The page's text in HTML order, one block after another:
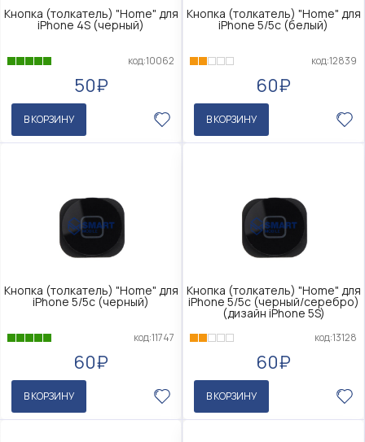
Кнопка (толкатель) "Home" для
iPhone 4S (черный)
код:10062
50₽
В КОРЗИНУ
Кнопка (толкатель) "Home" для
iPhone 5/5c (белый)
код:12839
60₽
В КОРЗИНУ
Кнопка (толкатель) "Home" для
iPhone 5/5c (черный)
код:11747
60₽
В КОРЗИНУ
Кнопка (толкатель) "Home" для
iPhone 5/5c (черный/серебро)
(дизайн iPhone 5S)
код:13128
60₽
В КОРЗИНУ